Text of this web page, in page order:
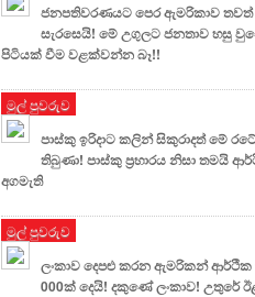
ජනපතිවරණයට පෙර ඇමරිකාව
සැරසෙයි! මේ උගුලට ජනතාව හසු
පිටියක් වීම වළක්වන්න බෑ!!
මුල් පුවරුව
පාස්කු ඉරිදාට කලින් සිකුරාදත් මේ
තිබුණා! පාස්කු ප්‍රහාරය නිසා තමයි
අගමැති
මුල් පුවරුව
ලංකාව දෙපළු කරන ඇමරිකන්
000ක් දෙයි! දකුණේ ලංකාව! උතුරේ